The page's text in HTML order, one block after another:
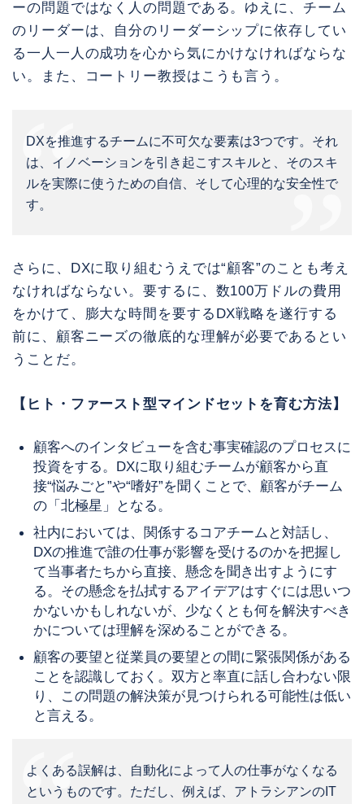
ーの問題ではなく人の問題である。ゆえに、チーム
のリーダーは、自分のリーダーシップに依存してい
る一人一人の成功を心から気にかけなければならな
い。また、コートリー教授はこうも言う。
DXを推進するチームに不可欠な要素は3つです。それ
は、イノベーションを引き起こすスキルと、そのスキ
ルを実際に使うための自信、そして心理的な安全性で
す。
さらに、DXに取り組むうえでは“顧客”のことも考え
なければならない。要するに、数100万ドルの費用
をかけて、膨大な時間を要するDX戦略を遂行する
前に、顧客ニーズの徹底的な理解が必要であるとい
うことだ。
【ヒト・ファースト型マインドセットを育む方法】
顧客へのインタビューを含む事実確認のプロセスに
投資をする。DXに取り組むチームが顧客から直
接“悩みごと”や“嗜好”を聞くことで、顧客がチーム
の「北極星」となる。
社内においては、関係するコアチームと対話し、
DXの推進で誰の仕事が影響を受けるのかを把握し
て当事者たちから直接、懸念を聞き出すようにす
る。その懸念を払拭するアイデアはすぐには思いつ
かないかもしれないが、少なくとも何を解決すべき
かについては理解を深めることができる。
顧客の要望と従業員の要望との間に緊張関係がある
ことを認識しておく。双方と率直に話し合わない限
り、この問題の解決策が見つけられる可能性は低い
と言える。
よくある誤解は、自動化によって人の仕事がなくなる
というものです。ただし、例えば、アトラシアンのIT